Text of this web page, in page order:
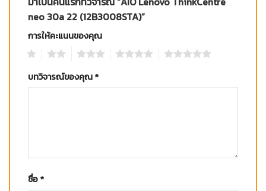
neo 30a 22 (12B3008STA)”
การให้คะแนนของคุณ
บทวิจารณ์ของคุณ*
ชื่อ*